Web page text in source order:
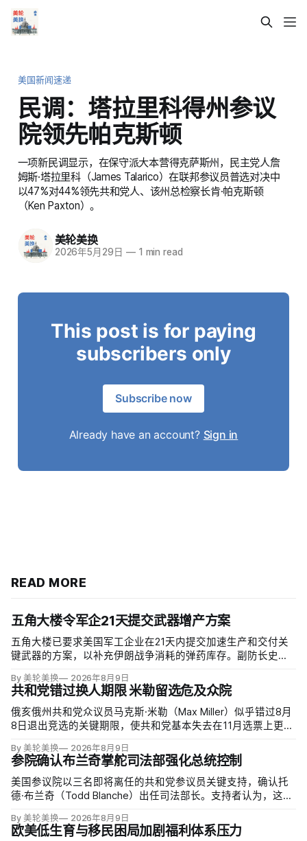
美国新闻速递
民调：塔拉里科得州参议
院领先帕克斯顿
一项新民调显示，在保守派大本营得克萨斯州，民主党人詹
姆斯·塔拉里科（James Talarico）在联邦参议员普选对决中
以47%对44%领先共和党人、该州总检察长肯·帕克斯顿
（Ken Paxton）。
美轮美换
2026年5月29日 —1 min read
This post is for paying
subscribers only
Subscribe now
Already have an account? Sign in
READ MORE
五角大楼令军企21天提交武器增产方案
五角大楼已要求美国军工企业在21天内提交加速生产和交付关
键武器的方案，以补充伊朗战争消耗的弹药库存。副防长史蒂
可接受，必须立即扩大产能；
By 美轮美换 2026年8月9日
共和党错过换人期限 米勒留选危及众院
俄亥俄州共和党众议员马克斯·米勒（Max Miller）似乎错过8月
8日退出竞选的关键期限，使共和党基本失去在11月选票上更换
Moreno）指控家暴并予以否认，众院道德委员会同时调查他是
否涉及家庭暴力、虐待或非法用药。
By 美轮美换 2026年8月9日
参院确认布兰奇掌舵司法部强化总统控制
美国参议院以三名即将离任的共和党参议员关键支持，确认托
德·布兰奇（Todd Blanche）出任司法部长。支持者认为，这位
冲动；
By 美轮美换 2026年8月9日
欧美低生育与移民困局加剧福利体系压力